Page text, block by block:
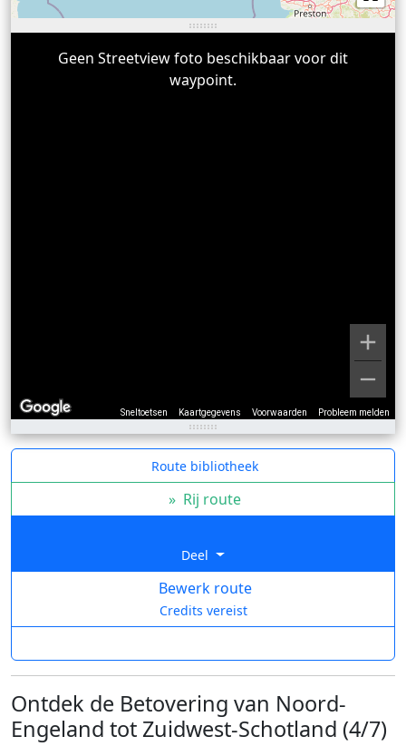
Sneltoetsen Kaartgegevens Voorwaarden Probleem melden
Geen Streetview foto beschikbaar voor dit
waypoint.
Route bibliotheek
» Rij route
Deel
Bewerk route
Credits vereist
Ontdek de Betovering van Noord-
Engeland tot Zuidwest-Schotland (4/7)